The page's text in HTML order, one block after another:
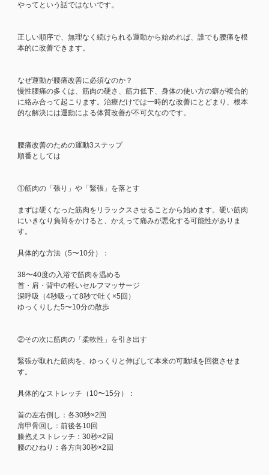
やってという話ではないです。
正しい順序で、無理なく続けられる運動から始めれば、誰でも腰痛を根
本的に改善できます。
なぜ運動が腰痛改善に必須なのか？
慢性腰痛の多くは、筋肉の硬さ、筋力低下、身体の使い方の癖が複合的
に絡み合って起こります。治療だけでは一時的な改善にとどまり、根本
的な解決には運動による体質改善が不可欠なのです。
腰痛改善のための運動3ステップ
順番としては
①筋肉の「張り」や「緊張」を落とす
まずは硬くなった筋肉をリラックスさせることから始めます。硬い筋肉
にいきなり負荷をかけると、かえって痛みが悪化する可能性がありま
す。
具体的な方法（5〜10分）：
38〜40度の入浴で筋肉を温める
首・肩・背中の軽いセルフマッサージ
深呼吸（4秒吸って8秒で吐く×5回）
ゆっくりした5〜10分の散歩
②その次に筋肉の「柔軟性」を引き出す
緊張が取れた筋肉を、ゆっくりと伸ばして本来の可動域を回復させま
す。
具体的なストレッチ（10〜15分）：
首の左右倒し：各30秒×2回
肩甲骨回し：前後各10回
膝抱えストレッチ：30秒×2回
腰のひねり：各方向30秒×2回